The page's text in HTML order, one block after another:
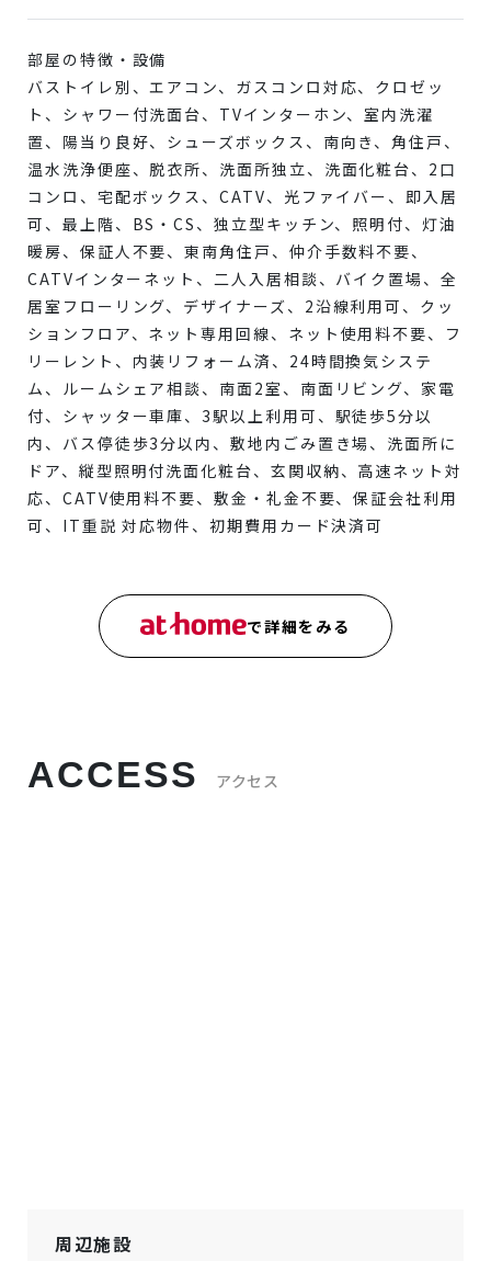
部屋の特徴・設備
バストイレ別、エアコン、ガスコンロ対応、クロゼッ
ト、シャワー付洗面台、TVインターホン、室内洗濯
置、陽当り良好、シューズボックス、南向き、角住戸、
温水洗浄便座、脱衣所、洗面所独立、洗面化粧台、2口
コンロ、宅配ボックス、CATV、光ファイバー、即入居
可、最上階、BS・CS、独立型キッチン、照明付、灯油
暖房、保証人不要、東南角住戸、仲介手数料不要、
CATVインターネット、二人入居相談、バイク置場、全
居室フローリング、デザイナーズ、2沿線利用可、クッ
ションフロア、ネット専用回線、ネット使用料不要、フ
リーレント、内装リフォーム済、24時間換気システ
ム、ルームシェア相談、南面2室、南面リビング、家電
付、シャッター車庫、3駅以上利用可、駅徒歩5分以
内、バス停徒歩3分以内、敷地内ごみ置き場、洗面所に
ドア、縦型照明付洗面化粧台、玄関収納、高速ネット対
応、CATV使用料不要、敷金・礼金不要、保証会社利用
可、IT重説 対応物件、初期費用カード決済可
で詳細をみる
ACCESS アクセス
周辺施設